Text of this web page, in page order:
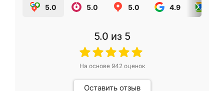
5.0 5.0 5.0 4.9
5.0 из 5
На основе 942оценок
Оставить отзыв